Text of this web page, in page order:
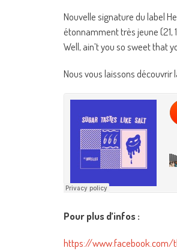
Nouvelle signature du label
étonnamment très jeune (21,
Well, ain’t you so sweet that
Nous vous laissons découvrir
Pour plus d’infos :
https://www.facebook.com/